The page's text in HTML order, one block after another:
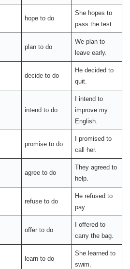
hope to do
She hopes to
pass the test.
plan to do
We plan to
leave early.
decide to do
He decided to
quit.
intend to do
I intend to
improve my
English.
promise to do
I promised to
call her.
agree to do
They agreed to
help.
refuse to do
He refused to
pay.
offer to do
I offered to
carry the bag.
learn to do
She learned to
swim.